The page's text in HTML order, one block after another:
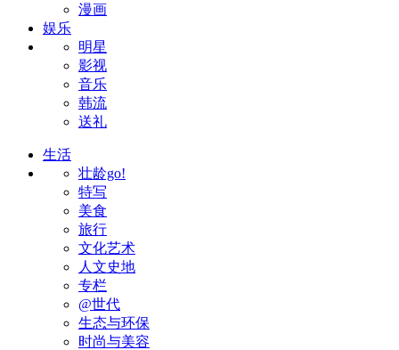
漫画
娱乐
明星
影视
音乐
韩流
送礼
生活
壮龄go!
特写
美食
旅行
文化艺术
人文史地
专栏
@世代
生态与环保
时尚与美容